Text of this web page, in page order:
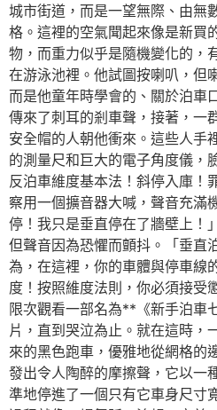
城市街道，而是一望無際、由無
格。這裡的空氣聞起來像是新買
物，而重力似乎是隨機變化的，
在游泳池裡。他試圖按喇叭，但
而是他童年時學會的、關於泊車
傳來了刺耳的剎車聲，接著，一
安全帽的人朝他衝來。這些人手
的測量尺和巨大的電子角度儀，
反泊車維度基本法！斜停入庫！
察用一個擴音器大喊，聲音充滿
停！我只是垂直停在了牆壁上！
但聲音因為恐懼而顫抖。「垂直
為，在這裡，你的車體與停車
度！按照維度法則，你必須接受
限次觀看一部名為**《新手泊車
片，直到哭泣為止。就在這時，
來的黑色跑車，優雅地從網格的
發出令人陶醉的摩擦聲，它以一
準地停進了一個只有它車身尺寸